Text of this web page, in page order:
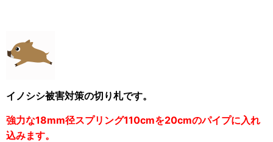
イノシシ被害対策の切り札です。
強力な18mm径スプリング110cmを20cmのパイプに入れ
込みます。